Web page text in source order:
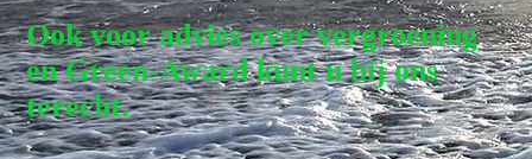
Ook voor advies over vergroening
en Green-Award kunt u bij ons
terecht.